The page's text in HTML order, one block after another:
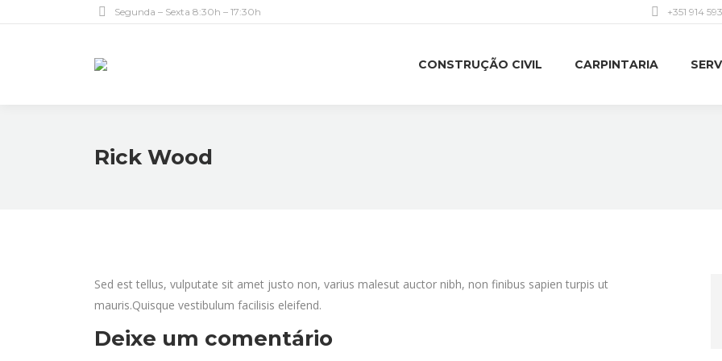
Segunda – Sexta 8:30h – 17:30h +351 914
CONSTRUÇÃO CIVIL CARPINTARIA
Rick Wood
Sed est tellus, vulputate sit amet justo non, varius malesut auctor nibh, non finibus sapien turpis ut
mauris.Quisque vestibulum facilisis eleifend.
Deixe um comentário